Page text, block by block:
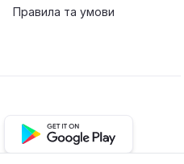
Правила та умови
Android app